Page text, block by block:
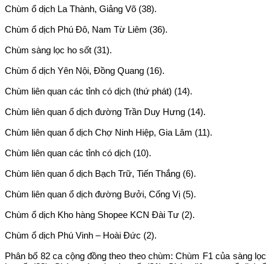
Chùm ổ dịch La Thành, Giảng Võ (38).
Chùm ổ dịch Phú Đô, Nam Từ Liêm (36).
Chùm sàng lọc ho sốt (31).
Chùm ổ dịch Yên Nội, Đồng Quang (16).
Chùm liên quan các tỉnh có dịch (thứ phát) (14).
Chùm liên quan ổ dịch đường Trần Duy Hưng (14).
Chùm liên quan ổ dịch Chợ Ninh Hiệp, Gia Lâm (11).
Chùm liên quan các tỉnh có dịch (10).
Chùm liên quan ổ dịch Bạch Trữ, Tiến Thắng (6).
Chùm liên quan ổ dịch đường Bưởi, Cống Vị (5).
Chùm ổ dịch Kho hàng Shopee KCN Đài Tư (2).
Chùm ổ dịch Phú Vinh – Hoài Đức (2).
Phân bố 82 ca cộng đồng theo theo chùm: Chùm F1 của sàng lọc